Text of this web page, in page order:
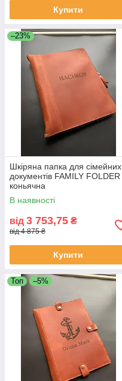
Купити
–23%
Шкіряна папка для сімейних
документів FAMILY FOLDER
коньячна
В наявності
від 3 753,75 ₴
від 4 875 ₴
Купити
Топ –5%